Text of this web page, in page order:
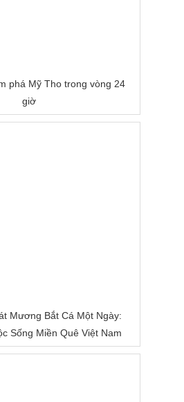
phá Mỹ Tho trong vòng 24
giờ
Mương Bắt Cá Một Ngày:
Sống Miền Quê Việt Nam